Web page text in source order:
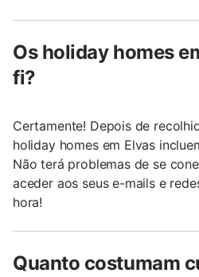
Os holiday homes
fi?
Certamente! Depois de
holiday homes em Elvas
Não terá problemas de se
aceder aos seus e-mails e
hora!
Quanto costumam